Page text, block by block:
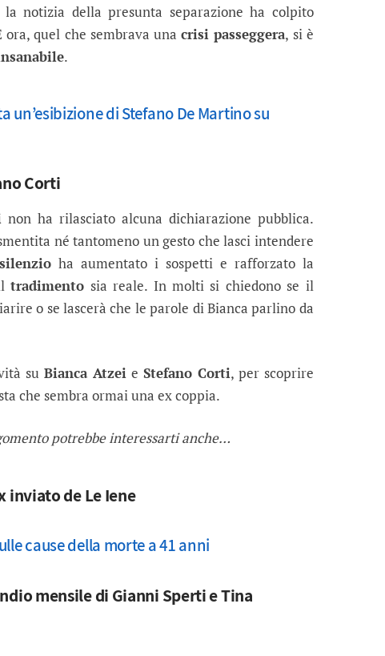
notizia della presunta separazione ha colpito
quel che sembrava unacrisi passeggera, si è
.
un’esibizione di Stefano De Martino su
Corti
non ha rilasciato alcuna dichiarazione pubblica.
né tantomeno un gesto che lasci intendere
silenzioha aumentato i sospetti e rafforzato la
iltradimento sia reale. In molti si chiedono se il
o se lascerà che le parole di Bianca parlino da
su Bianca Atzeie Stefano Corti, per scoprire
che sembra ormai una ex coppia.
potrebbe interessarti anche…
inviato de Le Iene
cause della morte a 41 anni
mensile di Gianni Sperti e Tina